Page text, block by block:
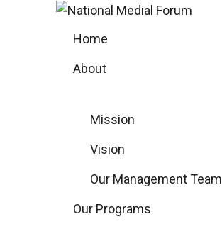
Home
About
Mission
Vision
Our Management Team
Our Programs